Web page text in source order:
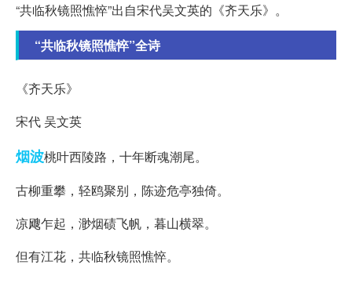
“共临秋镜照憔悴”出自宋代吴文英的《齐天乐》。
“共临秋镜照憔悴”全诗
《齐天乐》
宋代 吴文英
烟波桃叶西陵路，十年断魂潮尾。
古柳重攀，轻鸥聚别，陈迹危亭独倚。
凉飕乍起，渺烟碛飞帆，暮山横翠。
但有江花，共临秋镜照憔悴。